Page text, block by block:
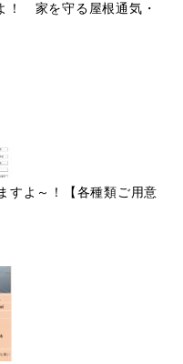
！ 家を守る屋根通気・
すよ～！【各種類ご用意